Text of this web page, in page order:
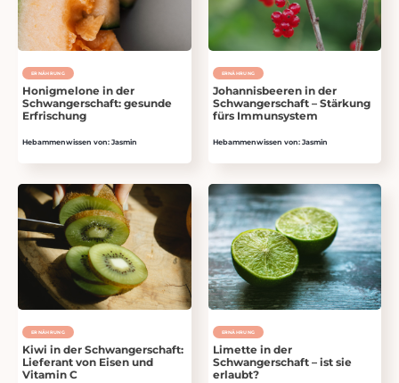
ERNÄHRUNG
Honigmelone in der
Schwangerschaft: gesunde
Erfrischung
Hebammenwissen von: Jasmin
ERNÄHRUNG
Johannisbeeren in der
Schwangerschaft – Stärkung
fürs Immunsystem
Hebammenwissen von: Jasmin
ERNÄHRUNG
Kiwi in der Schwangerschaft:
Lieferant von Eisen und
Vitamin C
ERNÄHRUNG
Limette in der
Schwangerschaft – ist sie
erlaubt?